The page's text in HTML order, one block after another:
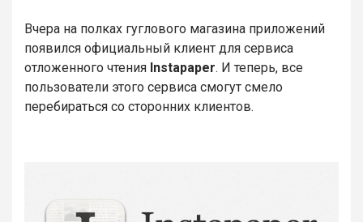
Вчера на полках гуглового магазина приложений
появился официальный клиент для сервиса
отложенного чтения Instapaper. И теперь, все
пользователи этого сервиса смогут смело
перебираться со сторонних клиентов.